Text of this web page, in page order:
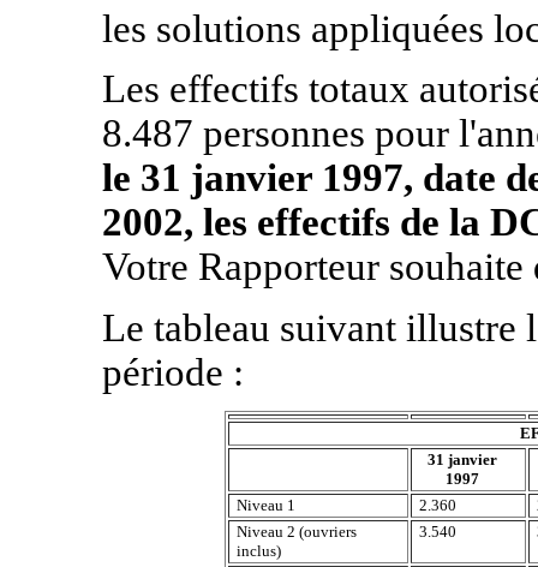
les solutions appliquées
Les effectifs totaux
8.487 personnes pour
le 31 janvier 1997, date
2002, les effectifs de la
Votre Rapporteur
Le tableau suivant illustre
période :
31 janvier
1997
Niveau 1
2.360
Niveau 2 (ouvriers
inclus)
3.540